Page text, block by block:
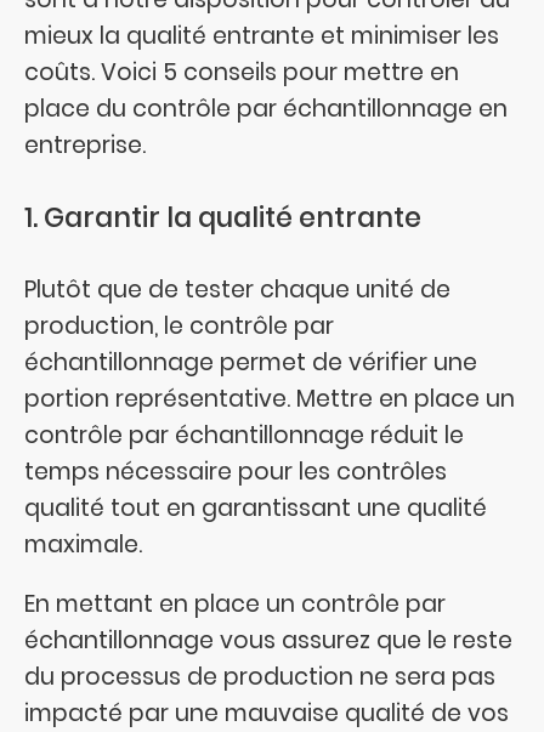
mieux la qualité entrante et minimiser les
coûts. Voici 5 conseils pour mettre en
place du contrôle par échantillonnage en
entreprise.
1. Garantir la qualité entrante
Plutôt que de tester chaque unité de
production, le contrôle par
échantillonnage permet de vérifier une
portion représentative. Mettre en place un
contrôle par échantillonnage réduit le
temps nécessaire pour les contrôles
qualité tout en garantissant une qualité
maximale.
En mettant en place un contrôle par
échantillonnage vous assurez que le reste
du processus de production ne sera pas
impacté par une mauvaise qualité de vos